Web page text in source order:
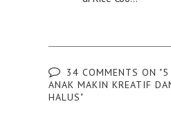
34 COMMENTS ON "5
ANAK MAKIN KREATIF
HALUS"